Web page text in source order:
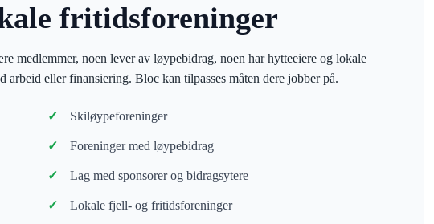
fritidsforeninger
medlemmer, noen lever av løypebidrag, noen har hytteeiere og lokale
eller finansiering. Bloc kan tilpasses måten dere jobber på.
Skiløypeforeninger
Foreninger med løypebidrag
Lag med sponsorer og bidragsytere
Lokale fjell- og fritidsforeninger